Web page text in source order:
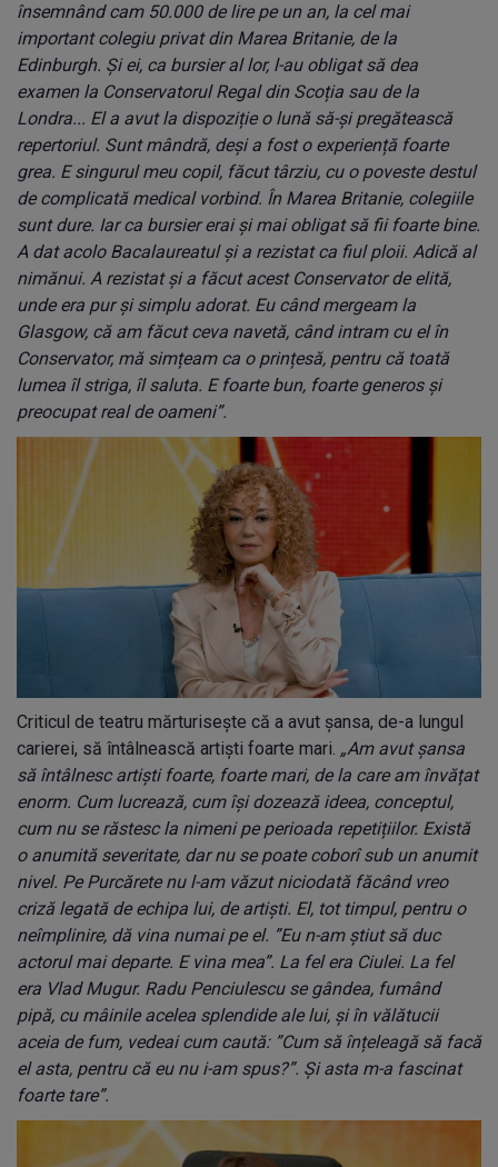
însemnând cam 50.000 de lire pe un an, la cel mai
important colegiu privat din Marea Britanie, de la
Edinburgh. Și ei, ca bursier al lor, l-au obligat să dea
examen la Conservatorul Regal din Scoția sau de la
Londra... El a avut la dispoziție o lună să-și pregătească
repertoriul. Sunt mândră, deși a fost o experiență foarte
grea. E singurul meu copil, făcut târziu, cu o poveste destul
de complicată medical vorbind. În Marea Britanie, colegiile
sunt dure. Iar ca bursier erai și mai obligat să fii foarte bine.
A dat acolo Bacalaureatul și a rezistat ca fiul ploii. Adică al
nimănui. A rezistat și a făcut acest Conservator de elită,
unde era pur și simplu adorat. Eu când mergeam la
Glasgow, că am făcut ceva navetă, când intram cu el în
Conservator, mă simțeam ca o prințesă, pentru că toată
lumea îl striga, îl saluta. E foarte bun, foarte generos și
preocupat real de oameni”.
Criticul de teatru mărturisește că a avut șansa, de-a lungul
carierei, să întâlnească artiști foarte mari. „Am avut șansa
să întâlnesc artiști foarte, foarte mari, de la care am învățat
enorm. Cum lucrează, cum își dozează ideea, conceptul,
cum nu se răstesc la nimeni pe perioada repetițiilor. Există
o anumită severitate, dar nu se poate coborî sub un anumit
nivel. Pe Purcărete nu l-am văzut niciodată făcând vreo
criză legată de echipa lui, de artiști. El, tot timpul, pentru o
neîmplinire, dă vina numai pe el. ”Eu n-am știut să duc
actorul mai departe. E vina mea”. La fel era Ciulei. La fel
era Vlad Mugur. Radu Penciulescu se gândea, fumând
pipă, cu mâinile acelea splendide ale lui, și în vălătucii
aceia de fum, vedeai cum caută: ”Cum să înțeleagă să facă
el asta, pentru că eu nu i-am spus?”. Și asta m-a fascinat
foarte tare”.